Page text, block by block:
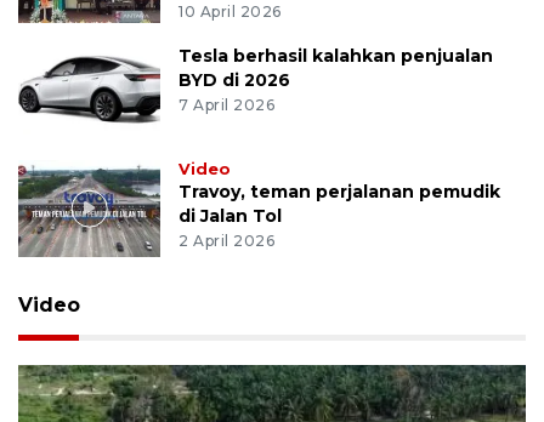
10 April 2026
Tesla berhasil kalahkan penjualan
BYD di 2026
7 April 2026
Video
Travoy, teman perjalanan pemudik
di Jalan Tol
2 April 2026
Video